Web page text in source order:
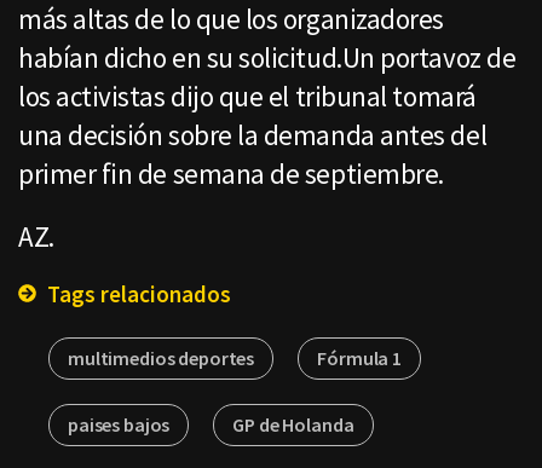
más altas de lo que los organizadores
habían dicho en su solicitud.Un portavoz de
los activistas dijo que el tribunal tomará
una decisión sobre la demanda antes del
primer fin de semana de septiembre.
AZ.
Tags relacionados
multimedios deportes Fórmula 1
paises bajos GP de Holanda